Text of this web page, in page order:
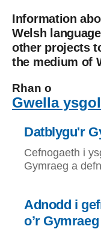
Information
Welsh
other projects
the medium of
Rhan o
Gwella
Datblygu'r
Cefnogaeth i
Gymraeg a
Adnodd i
o’r Gymraeg